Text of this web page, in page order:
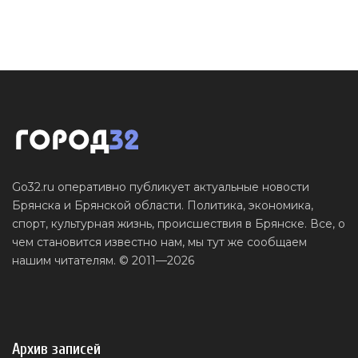
Go32.ru оперативно публикует актуальные новости
Брянска и Брянской области. Политика, экономика,
спорт, культурная жизнь, происшествия в Брянске. Все, о
чем становится известно нам, мы тут же сообщаем
нашим читателям. © 2011—2026
Архив записей